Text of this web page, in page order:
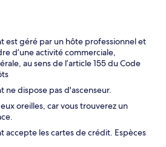
est géré par un hôte professionnel et
d’une activité commerciale,
au sens de l’article 155 du Code
ne dispose pas d'ascenseur.
oreilles, car vous trouverez un
accepte les cartes de crédit. Espèces